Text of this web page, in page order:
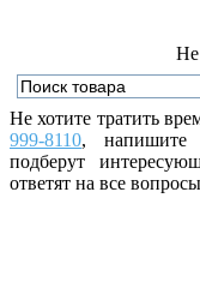
Не
Не хотите тратить
999-8110,
подберут
ответят на все